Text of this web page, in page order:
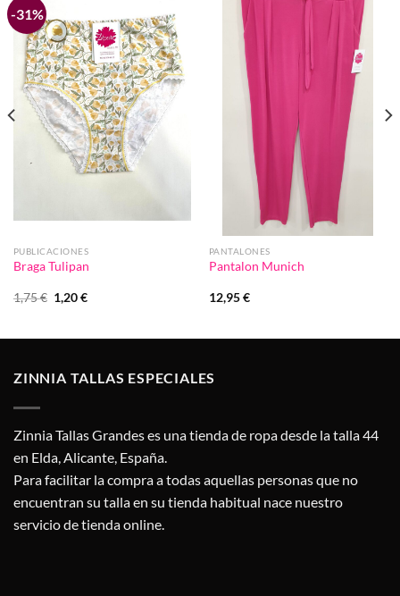
-31%
Añadir
a la
lista de
deseos
PUBLICACIONES
Braga Tulipan
1,75€ El
precio
1,75 €.
1,20€El
1,20 €.
Añadir
a la
lista de
deseos
PANTALONES
Pantalon Munich
12,95€
ZINNIA TALLAS ESPECIALES
Zinnia Tallas Grandes es una tienda de ropa desde la talla 44
en Elda, Alicante, España.
Para facilitar la compra a todas aquellas personas que no
encuentran su talla en su tienda habitual nace nuestro
servicio de tienda online.